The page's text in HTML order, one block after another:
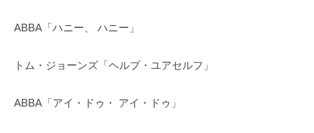
ABBA「ハニー、 ハニー」
トム・ジョーンズ「ヘルプ・ユアセルフ」
ABBA「アイ・ドゥ・ アイ・ドゥ」